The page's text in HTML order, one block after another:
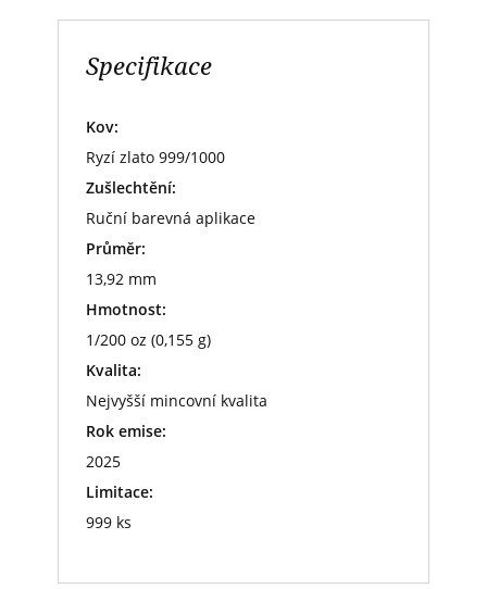
Specifikace
Kov:
Ryzí zlato 999/1000
Zušlechtění:
Ruční barevná aplikace
Průměr:
13,92 mm
Hmotnost:
1/200 oz (0,155 g)
Kvalita:
Nejvyšší mincovní kvalita
Rok emise:
2025
Limitace:
999 ks